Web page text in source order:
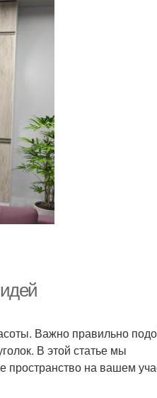
Важно правильно
В этой статье мы
пространство на вашем